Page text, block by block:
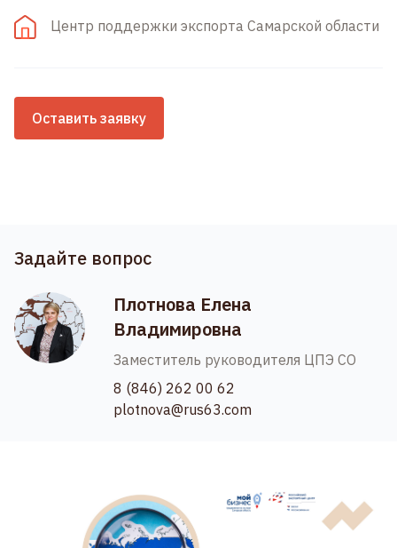
Центр поддержки экспорта Самарской области
Оставить заявку
Задайте вопрос
Плотнова Елена
Владимировна
Заместитель руководителя ЦПЭ СО
8 (846) 262 00 62
plotnova@rus63.com